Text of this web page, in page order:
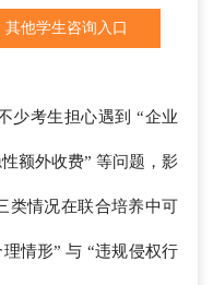
其他学生咨询入口
少考生担心遇到 “企业
额外收费” 等问题，影
类情况在联合培养中可
情形” 与 “违规侵权行